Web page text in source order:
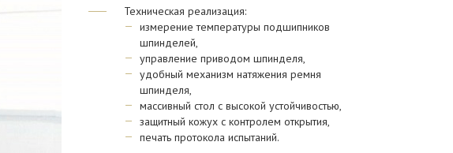
Техническая реализация:
измерение температуры подшипников
шпинделей,
управление приводом шпинделя,
удобный механизм натяжения ремня
шпинделя,
массивный стол с высокой устойчивостью,
защитный кожух с контролем открытия,
печать протокола испытаний.